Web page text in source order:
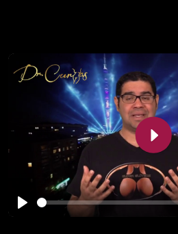
Play